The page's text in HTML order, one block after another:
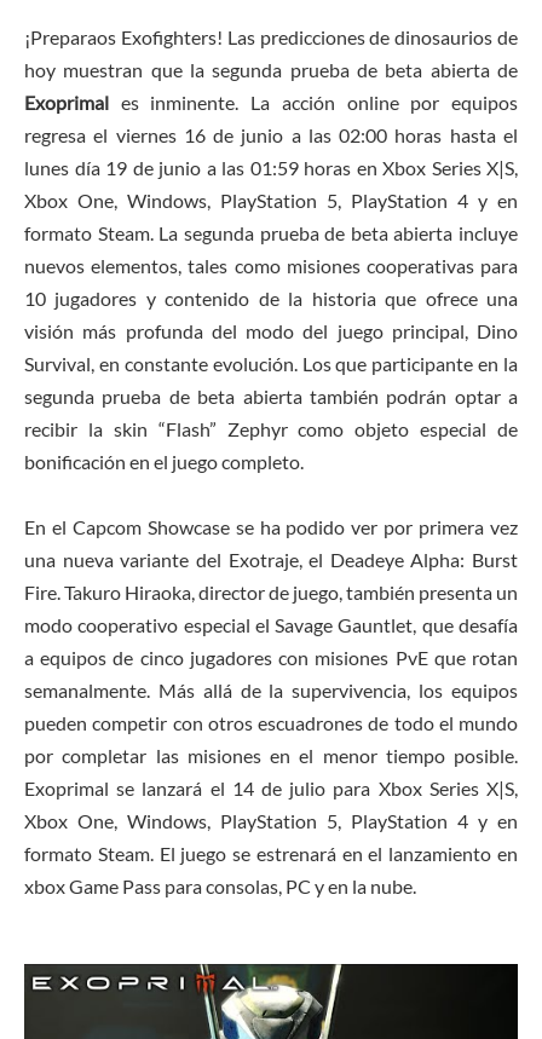
¡Preparaos Exofighters! Las predicciones de dinosaurios de
hoy muestran que la segunda prueba de beta abierta de
Exoprimal es inminente. La acción online por equipos
regresa el viernes 16 de junio a las 02:00 horas hasta el
lunes día 19 de junio a las 01:59 horas en Xbox Series X|S,
Xbox One, Windows, PlayStation 5, PlayStation 4 y en
formato Steam. La segunda prueba de beta abierta incluye
nuevos elementos, tales como misiones cooperativas para
10 jugadores y contenido de la historia que ofrece una
visión más profunda del modo del juego principal, Dino
Survival, en constante evolución. Los que participante en la
segunda prueba de beta abierta también podrán optar a
recibir la skin “Flash” Zephyr como objeto especial de
bonificación en el juego completo.
En el Capcom Showcase se ha podido ver por primera vez
una nueva variante del Exotraje, el Deadeye Alpha: Burst
Fire. Takuro Hiraoka, director de juego, también presenta un
modo cooperativo especial el Savage Gauntlet, que desafía
a equipos de cinco jugadores con misiones PvE que rotan
semanalmente. Más allá de la supervivencia, los equipos
pueden competir con otros escuadrones de todo el mundo
por completar las misiones en el menor tiempo posible.
Exoprimal se lanzará el 14 de julio para Xbox Series X|S,
Xbox One, Windows, PlayStation 5, PlayStation 4 y en
formato Steam. El juego se estrenará en el lanzamiento en
xbox Game Pass para consolas, PC y en la nube.